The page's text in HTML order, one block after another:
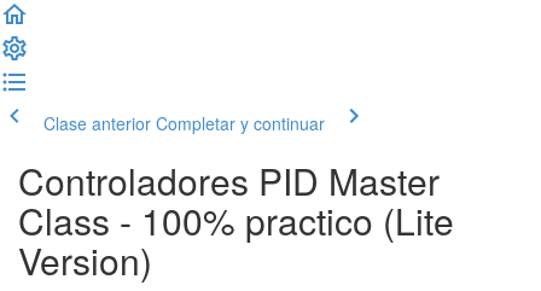
Clase anterior Completar y continuar
Controladores PID Master
Class - 100% practico (Lite
Version)